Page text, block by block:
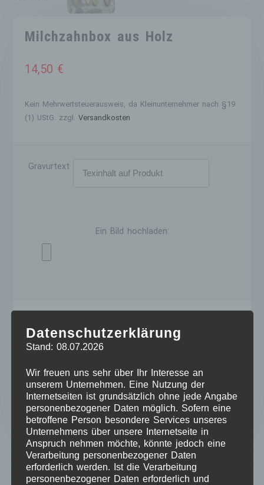
Milchzahnbox aus Holz
14,50 €
Kein Mehrwertsteuerausweis, da Kleinunternehmer nach §19
(1) UStG. zzgl.Versandkosten
Gravurtext
Ein Bild hochladen:
Kategorien:Holzprodukte & Deko ,Produkte
Schlagwörter: Baby bg_creativ_home_made
Buchloe,Erinnerung,Geschenk ,Geschenkidee
Kind,Lasergravierung,Lasergravur,Persönliche
Geschenke,Taufe
Datenschutzerklärung
Stand: 08.07.2026
Wir freuen uns sehr über Ihr Interesse an
unserem Unternehmen. Eine Nutzung der
Internetseiten ist grundsätzlich ohne jede Angabe
personenbezogener Daten möglich. Sofern eine
betroffene Person besondere Services unseres
Unternehmens über unsere Internetseite in
Anspruch nehmen möchte, könnte jedoch eine
Verarbeitung personenbezogener Daten
erforderlich werden. Ist die Verarbeitung
personenbezogener Daten erforderlich und